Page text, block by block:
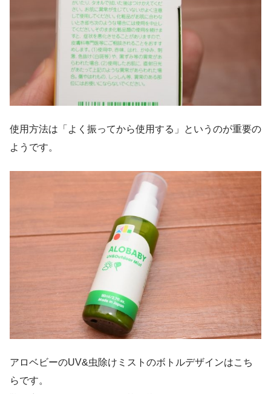
使用方法は「よく振ってから使用する」というのが重要の
ようです。
アロベビーのUV&虫除けミストのボトルデザインはこち
らです。